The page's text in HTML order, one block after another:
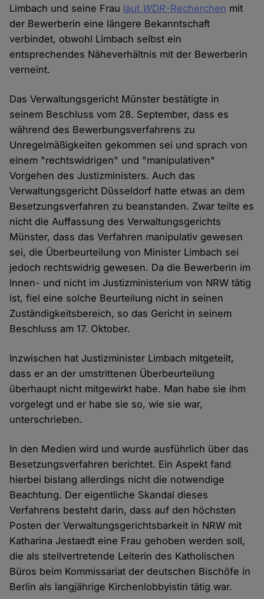
Limbach und seine Frau laut WDR-Recherchen mit
der Bewerberin eine längere Bekanntschaft
verbindet, obwohl Limbach selbst ein
entsprechendes Näheverhältnis mit der Bewerberin
verneint.
Das Verwaltungsgericht Münster bestätigte in
seinem Beschluss vom 28. September, dass es
während des Bewerbungsverfahrens zu
Unregelmäßigkeiten gekommen sei und sprach von
einem "rechtswidrigen" und "manipulativen"
Vorgehen des Justizministers. Auch das
Verwaltungsgericht Düsseldorf hatte etwas an dem
Besetzungsverfahren zu beanstanden. Zwar teilte es
nicht die Auffassung des Verwaltungsgerichts
Münster, dass das Verfahren manipulativ gewesen
sei, die Überbeurteilung von Minister Limbach sei
jedoch rechtswidrig gewesen. Da die Bewerberin im
Innen- und nicht im Justizministerium von NRW tätig
ist, fiel eine solche Beurteilung nicht in seinen
Zuständigkeitsbereich, so das Gericht in seinem
Beschluss am 17. Oktober.
Inzwischen hat Justizminister Limbach mitgeteilt,
dass er an der umstrittenen Überbeurteilung
überhaupt nicht mitgewirkt habe. Man habe sie ihm
vorgelegt und er habe sie so, wie sie war,
unterschrieben.
In den Medien wird und wurde ausführlich über das
Besetzungsverfahren berichtet. Ein Aspekt fand
hierbei bislang allerdings nicht die notwendige
Beachtung. Der eigentliche Skandal dieses
Verfahrens besteht darin, dass auf den höchsten
Posten der Verwaltungsgerichtsbarkeit in NRW mit
Katharina Jestaedt eine Frau gehoben werden soll,
die als stellvertretende Leiterin des Katholischen
Büros beim Kommissariat der deutschen Bischöfe in
Berlin als langjährige Kirchenlobbyistin tätig war.